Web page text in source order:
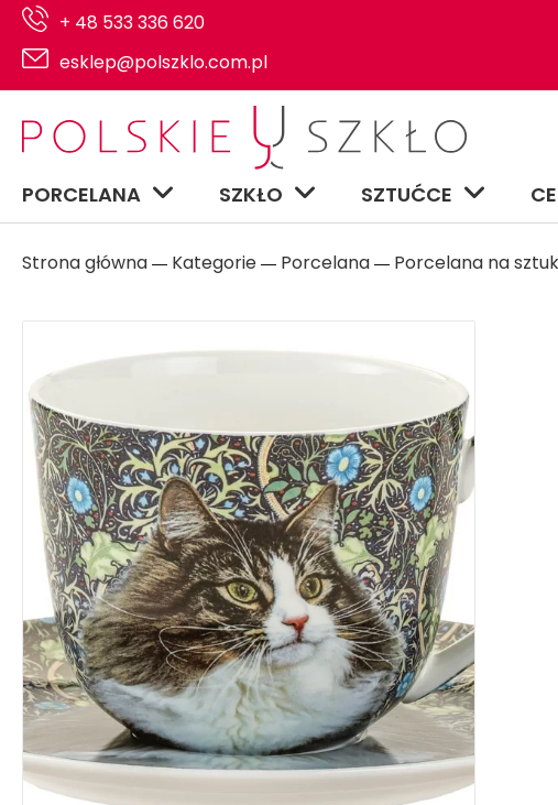
+ 48 533 336 620
esklep@polszklo.com.pl
PORCELANA SZKŁO SZTUĆCE
Strona główna ― Kategorie ― Porcelana ― Porcelana na